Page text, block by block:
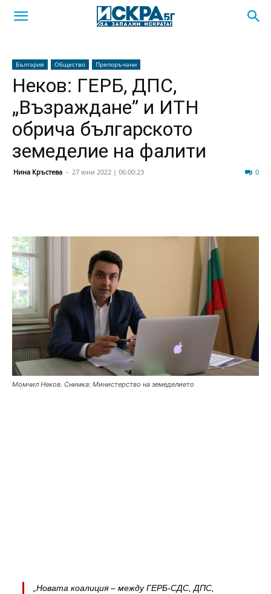
България Общество Препоръчани
Неков: ГЕРБ, ДПС,
„Възраждане” и ИТН
обрича българското
земеделие на фалити
Нина Кръстева - 27 юни 2022 | 06:00:23 0
Момчил Неков. Снимка: Министерство на земеделието
„Новата коалиция – между ГЕРБ-СДС, ДПС,